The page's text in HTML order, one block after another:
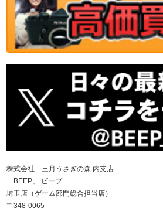
株式会社 三月うさぎの森 内支店
「BEEP」 ビープ
埼玉店（ゲーム部門総合担当店）
〒348-0065